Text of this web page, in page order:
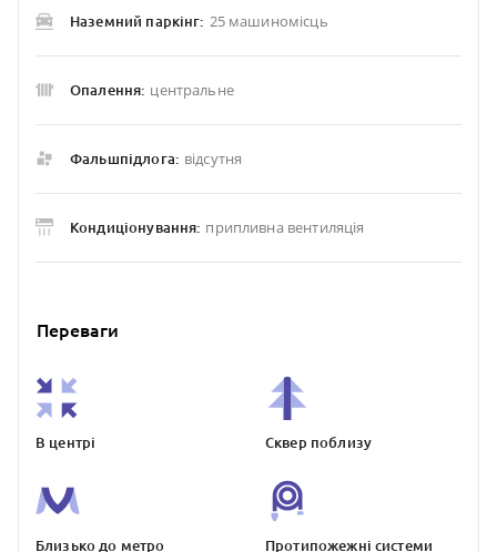
Наземний паркінг: 25 машиномісць
Опалення: центральне
Фальшпідлога: відсутня
Кондиціонування: припливна вентиляція
Переваги
В центрі Сквер поблизу
Близько до метро Протипожежнi системи